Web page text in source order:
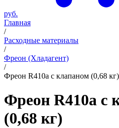
руб.
Главная
/
Расходные материалы
/
Фреон (Хладагент)
/
Фреон R410a с клапаном (0,68 кг)
Фреон R410a с
(0,68 кг)